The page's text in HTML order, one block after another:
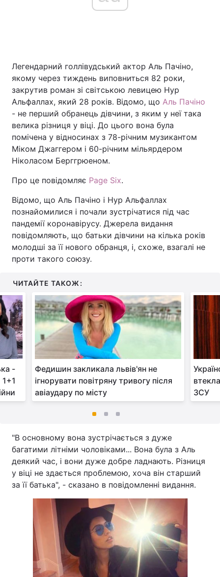
Легендарний голлівудський актор Аль Пачіно,
якому через тиждень виповниться 82 роки,
закрутив роман зі світською левицею Нур
Альфаллах, який 28 років. Відомо, що Аль Пачіно
- не перший обранець дівчини, з яким у неї така
велика різниця у віці. До цього вона була
помічена у відносинах з 78-річним музикантом
Міком Джаггером і 60-річним мільярдером
Ніколасом Берггрюеном.
Про це повідомляє Page Six.
Відомо, що Аль Пачіно і Нур Альфаллах
познайомилися і почали зустрічатися під час
пандемії коронавірусу. Джерела видання
повідомляють, що батьки дівчини на кілька років
молодші за її нового обранця, і, схоже, взагалі не
проти такого союзу.
ЧИТАЙТЕ ТАКОЖ:
-
Федишин закликала львів'ян не
ігнорувати повітряну тривогу після
авіаудару по місту
ЗСУ
"В основному вона зустрічається з дуже
багатими літніми чоловіками... Вона була з Аль
деякий час, і вони дуже добре ладнають. Різниця
у віці не здається проблемою, хоча він старший
за її батька", - сказано в повідомленні видання.